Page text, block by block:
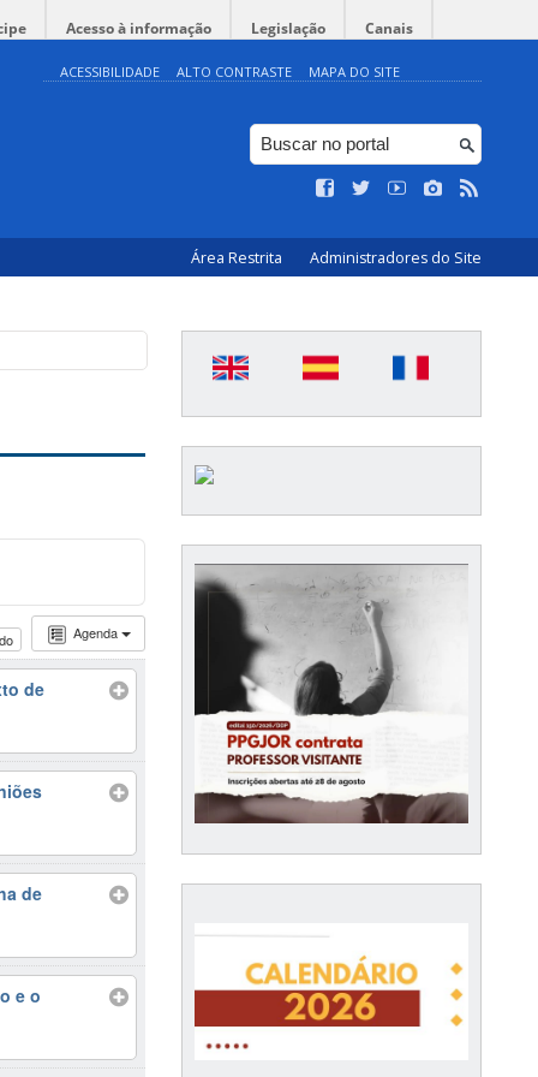
Acesso à informação Legislação Canais
ACESSIBILIDADE ALTO CONTRASTE MAPA DO SITE
Área Restrita Administradores do Site
Agenda
de
de
e o